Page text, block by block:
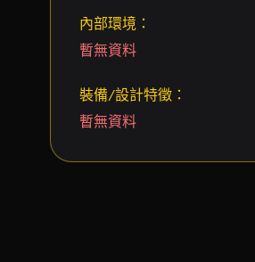
內部環境：
暫無資料
裝備/設計特徵：
暫無資料